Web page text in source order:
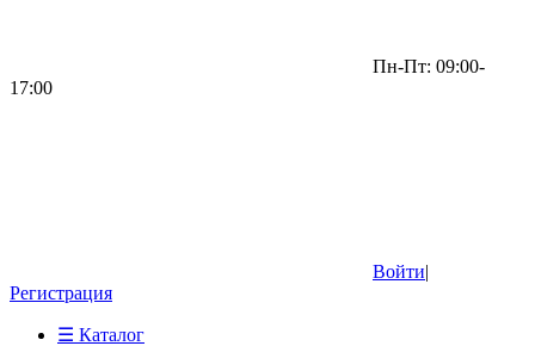
Пн-Пт: 09:00-
17:00
Войти|
Регистрация
☰ Каталог